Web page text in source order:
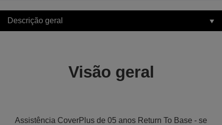
Descrição geral
Visão geral
Assistência CoverPlus de 05 anos Return To Base - se